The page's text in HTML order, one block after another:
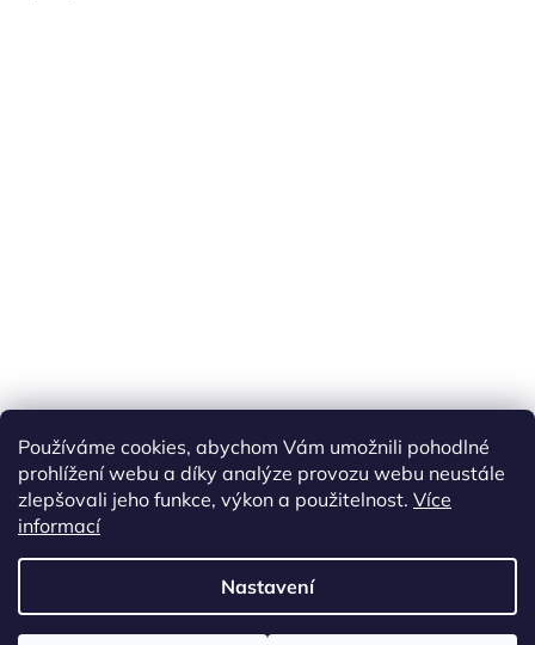
Používáme cookies, abychom Vám umožnili pohodlné
prohlížení webu a díky analýze provozu webu neustále
zlepšovali jeho funkce, výkon a použitelnost. Více
informací
Nastavení
Tisíce výdejních míst po celé ČR
Vytvořil Shoptet
Copyright 2026akarazoo.cz. Všechna práva vyhrazena.Upravit